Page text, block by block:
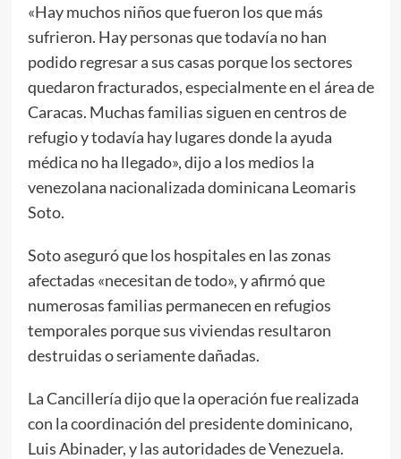
«Hay muchos niños que fueron los que más
sufrieron. Hay personas que todavía no han
podido regresar a sus casas porque los sectores
quedaron fracturados, especialmente en el área de
Caracas. Muchas familias siguen en centros de
refugio y todavía hay lugares donde la ayuda
médica no ha llegado», dijo a los medios la
venezolana nacionalizada dominicana Leomaris
Soto.
Soto aseguró que los hospitales en las zonas
afectadas «necesitan de todo», y afirmó que
numerosas familias permanecen en refugios
temporales porque sus viviendas resultaron
destruidas o seriamente dañadas.
La Cancillería dijo que la operación fue realizada
con la coordinación del presidente dominicano,
Luis Abinader, y las autoridades de Venezuela.